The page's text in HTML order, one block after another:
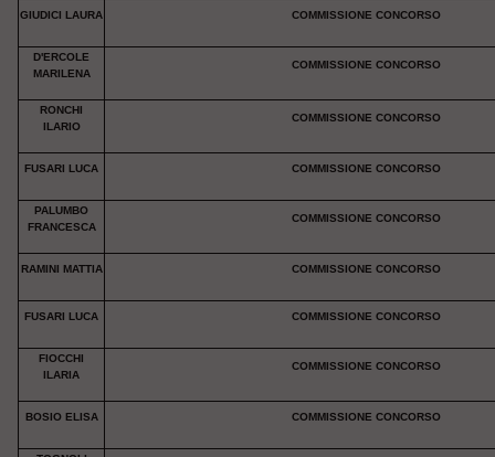
GIUDICI LAURA COMMISSIONE CONCORSO
D'ERCOLE
MARILENA
COMMISSIONE CONCORSO
RONCHI
ILARIO
COMMISSIONE CONCORSO
FUSARI LUCA COMMISSIONE CONCORSO
PALUMBO
FRANCESCA
COMMISSIONE CONCORSO
RAMINI MATTIA COMMISSIONE CONCORSO
FUSARI LUCA COMMISSIONE CONCORSO
FIOCCHI
ILARIA
COMMISSIONE CONCORSO
BOSIO ELISA COMMISSIONE CONCORSO